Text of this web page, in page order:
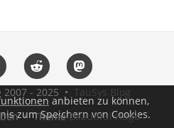
anbieten zu können,
zum Speichern von Cookies.
- 2025 • TauSys Blog
• ThemeBeautiful Hugo